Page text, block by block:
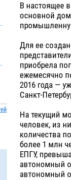
В настоящее
основной
Для ее
приобрела
ежемесячно
2016 года —
Санкт-
На текущий
человек, из
количества
более 1 млн
ЕПГУ,
автономный
автономный